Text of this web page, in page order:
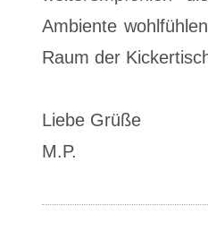
Ambiente
Raum der
Liebe Grüße
M.P.